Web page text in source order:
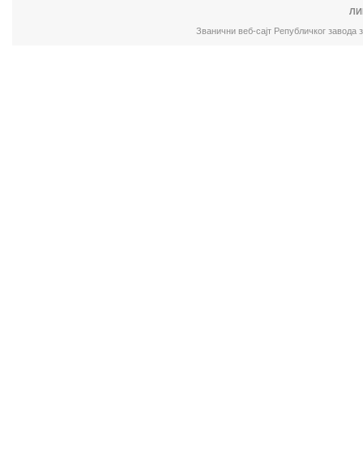
Званични веб-сајт Републичког